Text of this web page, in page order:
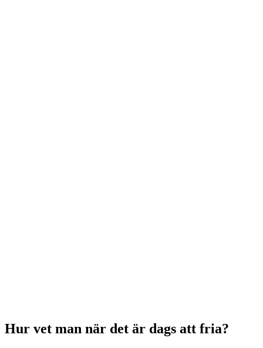
Hur vet man när det är dags att fria?